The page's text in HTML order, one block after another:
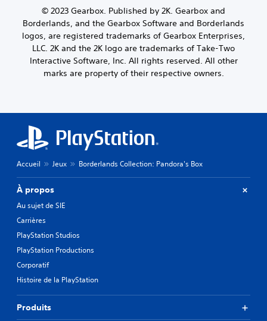
© 2023 Gearbox. Published by 2K. Gearbox and
Borderlands, and the Gearbox Software and Borderlands
logos, are registered trademarks of Gearbox Enterprises,
LLC. 2K and the 2K logo are trademarks of Take-Two
Interactive Software, Inc. All rights reserved. All other
marks are property of their respective owners.
Accueil Jeux Borderlands Collection: Pandora's Box
À propos
Au sujet de SIE
Carrières
PlayStation Studios
PlayStation Productions
Corporatif
Histoire de la PlayStation
Produits